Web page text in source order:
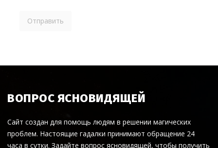
ВОПРОС ЯСНОВИДЯЩЕЙ
Сайт создан для помощь людям в решении магических
проблем. Настоящие гадалки принимают обращение 24
часа в сутки. Задайте вопрос ясновидящей, чтобы получить